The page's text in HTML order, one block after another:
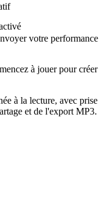
votre performance
à jouer pour créer
à la lecture, avec prise
et de l'export MP3.